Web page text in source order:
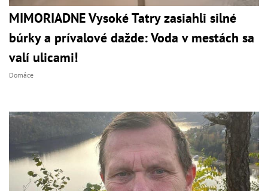
MIMORIADNE Vysoké Tatry zasiahli silné
búrky a prívalové dažde: Voda v mestách sa
valí ulicami!
Domáce